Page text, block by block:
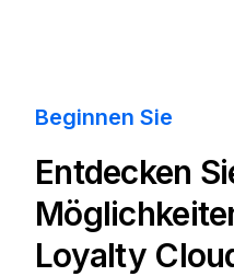
Beginnen Sie
Entdecken
Loyalty